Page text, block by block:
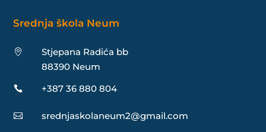
Srednja škola Neum

Stjepana Radića bb
88390 Neum
 +387 36 880 804
 srednjaskolaneum2@gmail.com